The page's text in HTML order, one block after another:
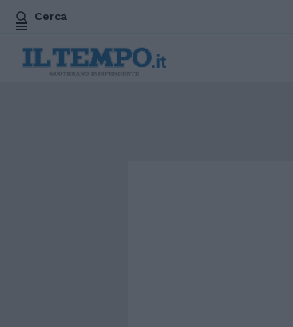
Cerca